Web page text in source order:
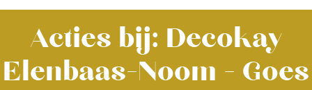
Acties bij: Decokay
Elenbaas-Noom - Goes